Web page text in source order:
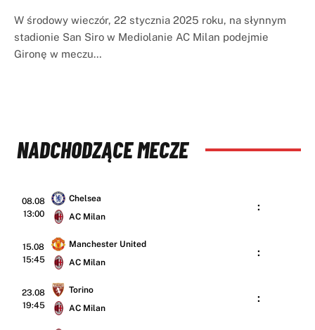
W środowy wieczór, 22 stycznia 2025 roku, na słynnym
stadionie San Siro w Mediolanie AC Milan podejmie
Gironę w meczu…
NADCHODZĄCE MECZE
08.08
13:00
Chelsea
AC Milan
:
15.08
15:45
Manchester United
AC Milan
:
23.08
19:45
Torino
AC Milan
: